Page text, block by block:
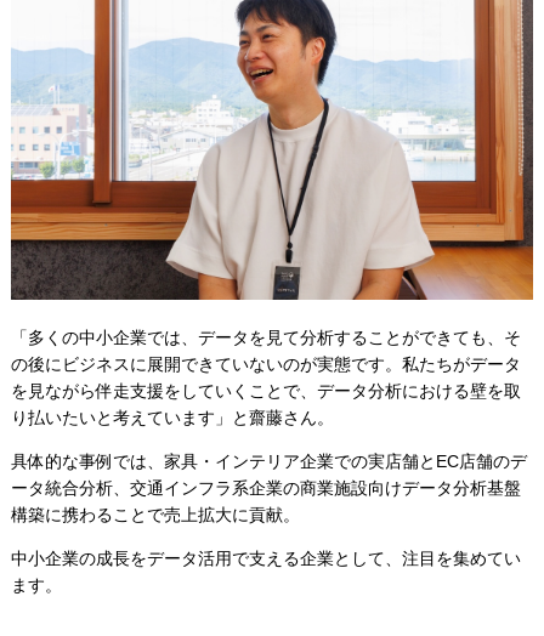
「多くの中小企業では、データを見て分析することができても、そ
の後にビジネスに展開できていないのが実態です。私たちがデータ
を見ながら伴走支援をしていくことで、データ分析における壁を取
り払いたいと考えています」と齋藤さん。
具体的な事例では、家具・インテリア企業での実店舗とEC店舗のデ
ータ統合分析、交通インフラ系企業の商業施設向けデータ分析基盤
構築に携わることで売上拡大に貢献。
中小企業の成長をデータ活用で支える企業として、注目を集めてい
ます。